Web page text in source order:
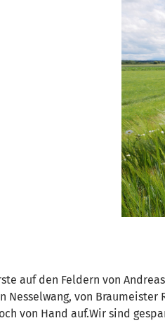
auf den Feldern von
Nesselwang, von
von Hand auf.Wir sind